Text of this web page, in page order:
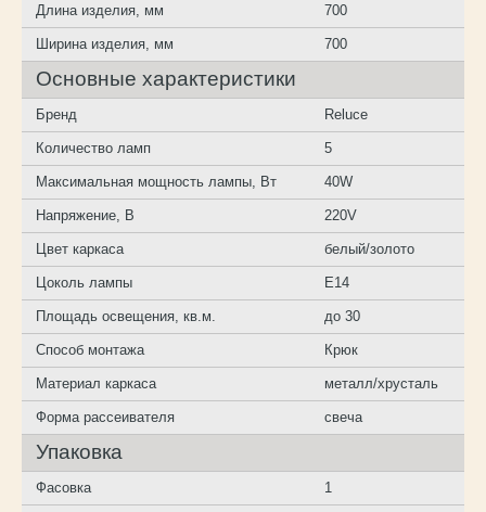
Длина изделия, мм 700
Ширина изделия, мм 700
Основные характеристики
Бренд Reluce
Количество ламп 5
Максимальная мощность лампы, Вт 40W
Напряжение, В 220V
Цвет каркаса белый/золото
Цоколь лампы E14
Площадь освещения, кв.м. до 30
Способ монтажа Крюк
Материал каркаса металл/хрусталь
Форма рассеивателя свеча
Упаковка
Фасовка 1